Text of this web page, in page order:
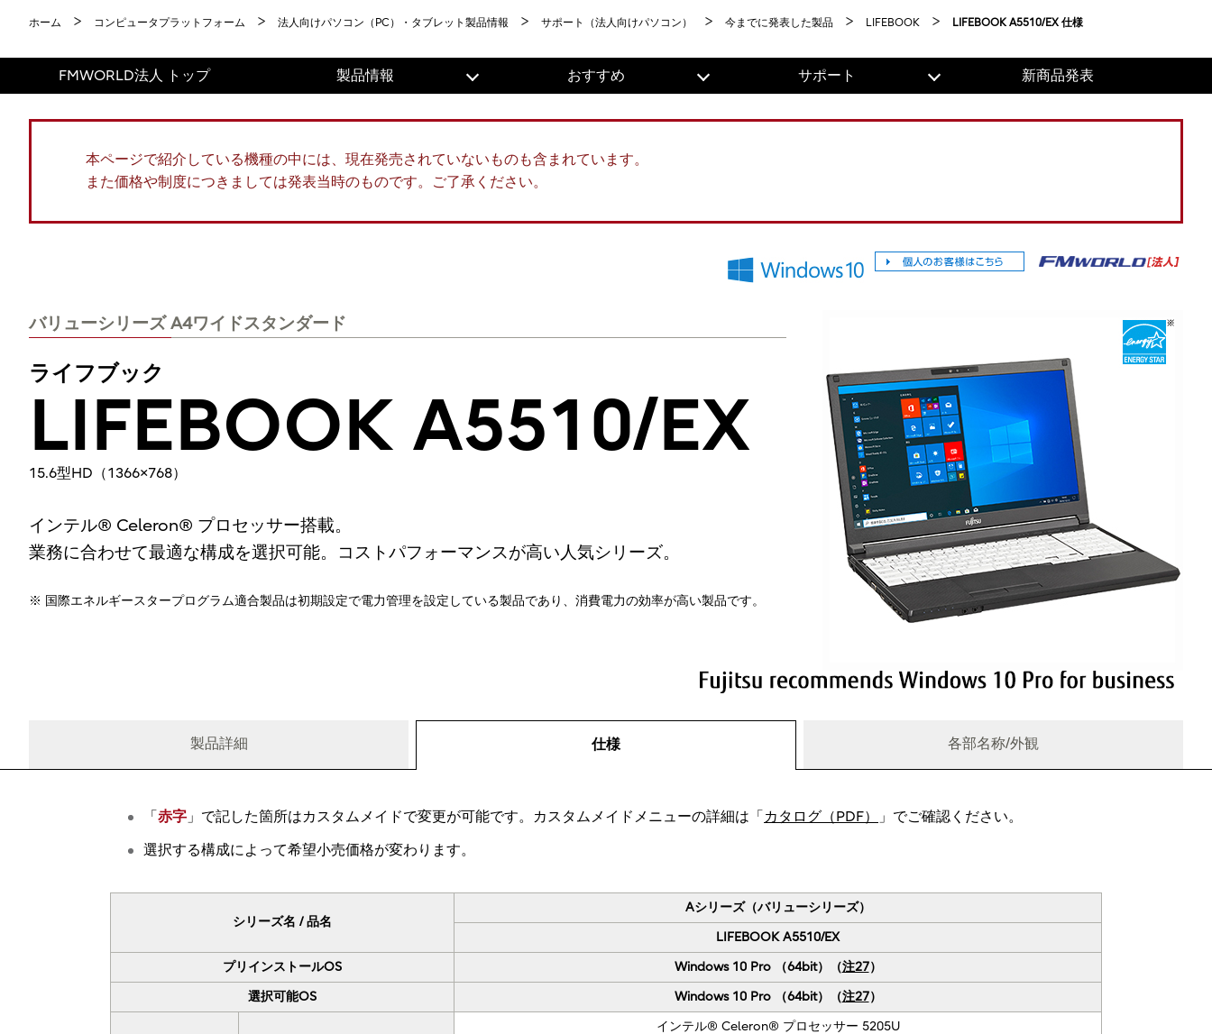
ホーム コンピュータプラットフォーム 法人向けパソコン（PC）・タブレット製品情報 サポート（法人向けパソコン） 今までに発表した製品 LIFEBOOK LIFEBOOK A5510/EX 仕様
FMWORLD法人 トップ 製品情報 おすすめ サポート 新商品発表
本ページで紹介している機種の中には、現在発売されていないものも含まれています。
また価格や制度につきましては発表当時のものです。ご了承ください。
バリューシリーズ A4ワイドスタンダード
ライフブック
LIFEBOOK A5510/EX
15.6型HD（1366×768）
インテル® Celeron® プロセッサー搭載。
業務に合わせて最適な構成を選択可能。コストパフォーマンスが高い人気シリーズ。
※ 国際エネルギースタープログラム適合製品は初期設定で電力管理を設定している製品であり、消費電力の効率が高い製品です。
製品詳細 仕様 各部名称/外観
「 赤字 」で記した箇所はカスタムメイドで変更が可能です。カスタムメイドメニューの詳細は「 カタログ（PDF） 」でご確認ください。
選択する構成によって希望小売価格が変わります。
シリーズ名 / 品名
Aシリーズ（バリューシリーズ）
LIFEBOOK A5510/EX
プリインストールOS
Windows 10 Pro （64bit）（注27）
選択可能OS
Windows 10 Pro （64bit）（注27）
インテル® Celeron® プロセッサー 5205U